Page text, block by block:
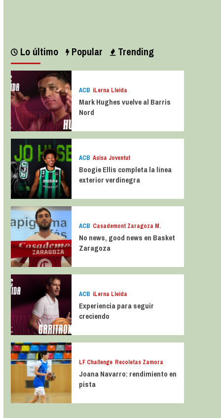
Lo último Popular Trending
ACB iLerna Lleida
Mark Hughes vuelve al Barris
Nord
ACB Asisa Joventut
Boogie Ellis completa la línea
exterior verdinegra
ACB Casademont Zaragoza M.
No news, good news en Basket
Zaragoza
ACB iLerna Lleida
Experiencia para seguir
creciendo
LF Challenge Recoletas Zamora
Joana Navarro: rendimiento en
pista